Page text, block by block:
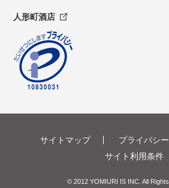
人形町酒店
サイトマップ
プライバシ
サイト利用条件
© 2012 YOMIURI IS INC. All